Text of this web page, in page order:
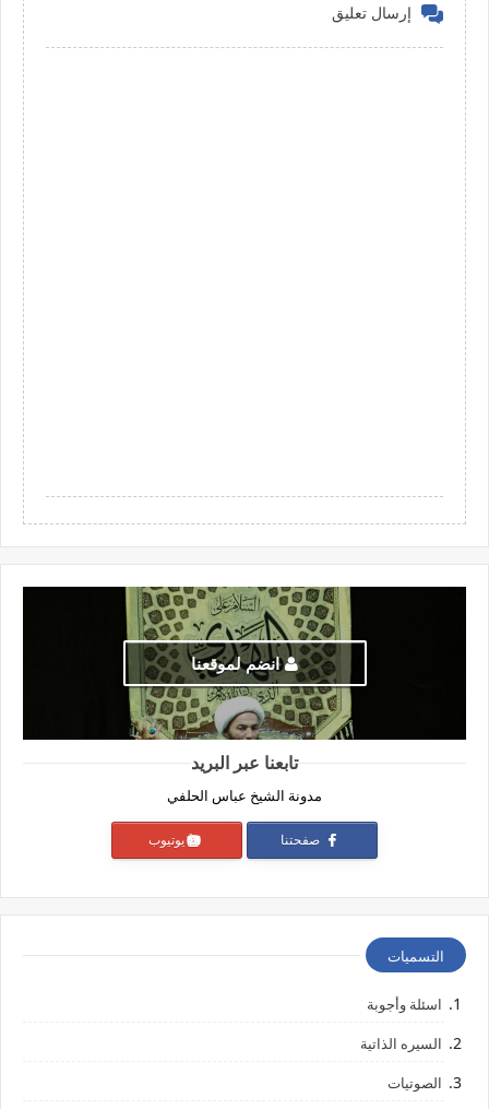
إرسال تعليق
انضم لموقعنا
تابعنا عبر البريد
مدونة الشيخ عباس الحلفي
صفحتنا يوتيوب
التسميات
اسئلة وأجوبة
السيره الذاتية
الصوتيات